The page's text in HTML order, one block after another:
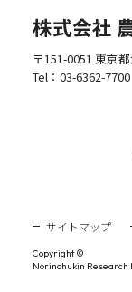
株式会社
〒151-0051 東京
Tel： 03-6362-7700
サイトマップ
Copyright ©
Norinchukin Research